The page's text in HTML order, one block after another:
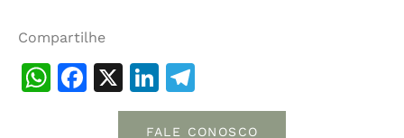
Compartilhe
WhatsApp
Facebook
X LinkedIn
FALE CONOSCO